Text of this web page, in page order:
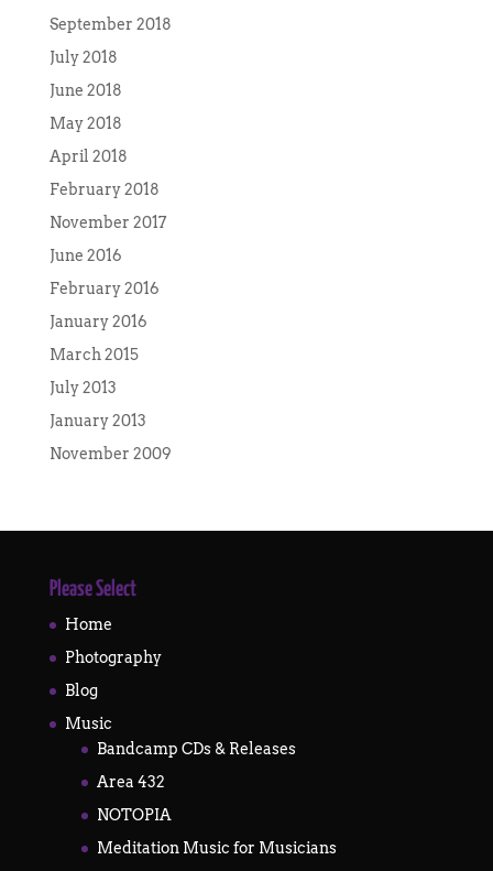
September 2018
July 2018
June 2018
May 2018
April 2018
February 2018
November 2017
June 2016
February 2016
January 2016
March 2015
July 2013
January 2013
November 2009
Please Select
Home
Photography
Blog
Music
Bandcamp CDs & Releases
Area 432
NOTOPIA
Meditation Music for Musicians